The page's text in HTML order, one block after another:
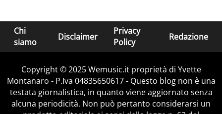
Chi
siamo
Disclaimer
Privacy
Policy
Redazione
Copyright © 2025 Wemusic.it proprietà di Yvette
Montanaro - P.Iva 04835650617 - Questo blog non è una
testata giornalistica, in quanto viene aggiornato senza
alcuna periodicità. Non può pertanto considerarsi un